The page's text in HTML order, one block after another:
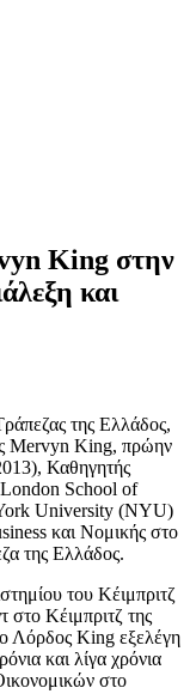
King στην
και
της Ελλάδος,
Mervyn King, πρώην
Καθηγητής
London School of
University (NYU)
και Νομικής στο
της Ελλάδος.
του Κέιμπριτζ
στο Κέιμπριτζ της
Λόρδος King εξελέγη
και λίγα χρόνια
στο